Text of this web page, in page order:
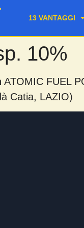
13 VANTAGGI
10%
ATOMIC FUEL
Catia, LAZIO)